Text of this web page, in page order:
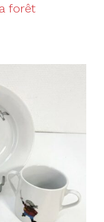
forêt
DÉTAILS